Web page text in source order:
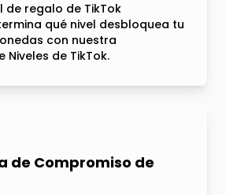
de regalo de TikTok
qué nivel desbloquea tu
con nuestra
de TikTok.
de Compromiso de